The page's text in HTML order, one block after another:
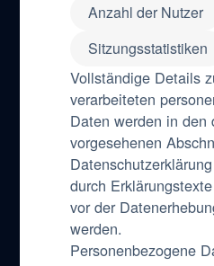
Anzahl der Nutzer
Sitzungsstatistiken
Vollständige Details
verarbeiteten
Daten werden in den
vorgesehenen
durch
vor der
werden.
Personenbezogene